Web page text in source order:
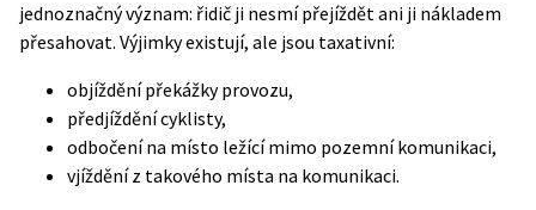
jednoznačný význam: řidič ji nesmí přejíždět ani ji nákladem
přesahovat. Výjimky existují, ale jsou taxativní:
objíždění překážky provozu,
předjíždění cyklisty,
odbočení na místo ležící mimo pozemní komunikaci,
vjíždění z takového místa na komunikaci.